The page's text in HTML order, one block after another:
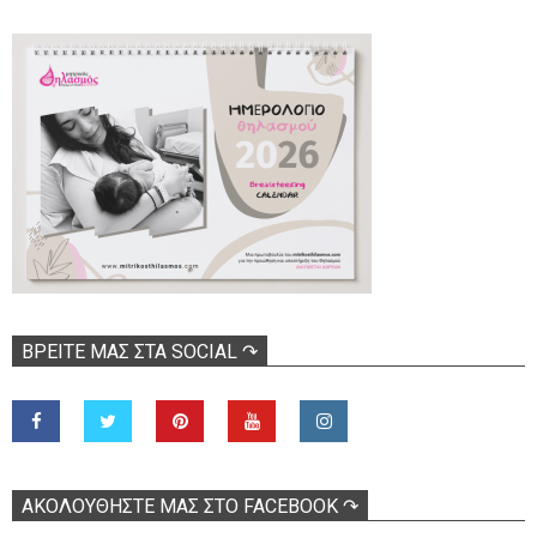
ΒΡΕΊΤΕ ΜΑΣ ΣΤΑ SOCIAL ↷
ΑΚΟΛOΥΘΉΣΤΕ ΜΑΣ ΣΤΟ FACEBOOK ↷